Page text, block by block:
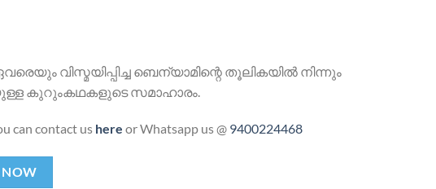
വിസ്മയിപ്പിച്ച ബെന്യാമിന്റെ തൂലികയില്‍ നിന്നും
കുറുംകഥകളുടെ സമാഹാരം.
can contact us here or Whatsapp us @ 9400224468
NOW